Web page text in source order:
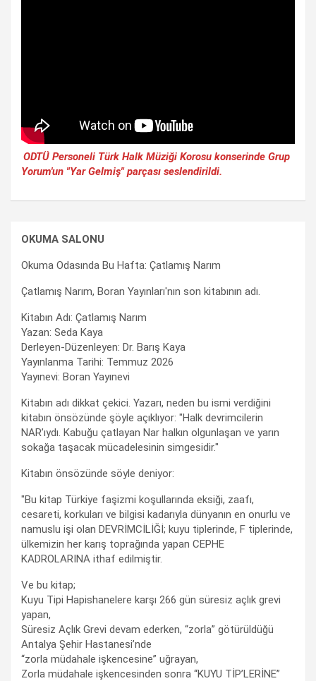
ODTÜ Personeli Türk Halk Müziği Korosu konserinde Grup
Yorum'un "Yar Gelmiş" parçası seslendirildi.
OKUMA SALONU
Okuma Odasında Bu Hafta: Çatlamış Narım
Çatlamış Narım, Boran Yayınları'nın son kitabının adı.
Kitabın Adı: Çatlamış Narım
Yazan: Seda Kaya
Derleyen-Düzenleyen: Dr. Barış Kaya
Yayınlanma Tarihi: Temmuz 2026
Yayınevi: Boran Yayınevi
Kitabın adı dikkat çekici. Yazarı, neden bu ismi verdiğini
kitabın önsözünde şöyle açıklıyor: "Halk devrimcilerin
NAR’ıydı. Kabuğu çatlayan Nar halkın olgunlaşan ve yarın
sokağa taşacak mücadelesinin simgesidir."
Kitabın önsözünde söyle deniyor:
"Bu kitap Türkiye faşizmi koşullarında eksiği, zaafı,
cesareti, korkuları ve bilgisi kadarıyla dünyanın en onurlu ve
namuslu işi olan DEVRİMCİLİĞİ; kuyu tiplerinde, F tiplerinde,
ülkemizin her karış toprağında yapan CEPHE
KADROLARINA ithaf edilmiştir.
Ve bu kitap;
Kuyu Tipi Hapishanelere karşı 266 gün süresiz açlık grevi
yapan,
Süresiz Açlık Grevi devam ederken, “zorla” götürüldüğü
Antalya Şehir Hastanesi’nde
“zorla müdahale işkencesine” uğrayan,
Zorla müdahale işkencesinden sonra “KUYU TİP’LERİNE”